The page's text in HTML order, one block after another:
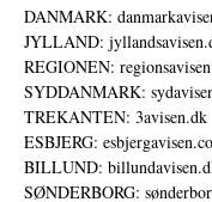
DANMARK:
JYLLAND:
REGIONEN:
SYDDANMARK:
TREKANTEN: 3avisen.dk
ESBJERG:
BILLUND:
SØNDERBORG: